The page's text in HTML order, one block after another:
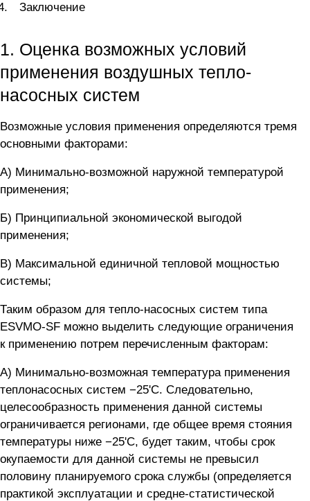
Заключение
1. Оценка возможных условий
применения воздушных тепло-
насосных систем
Возможные условия применения определяются тремя
основными факторами:
А) Минимально-возможной наружной температурой
применения;
Б) Принципиальной экономической выгодой
применения;
В) Максимальной единичной тепловой мощностью
системы;
Таким образом для тепло-насосных систем типа
ESVMO-SF можно выделить следующие ограничения
к применению потрем перечисленным факторам:
А) Минимально-возможная температура применения
теплонасосных систем −25'С. Следовательно,
целесообразность применения данной системы
ограничивается регионами, где общее время стояния
температуры ниже −25'С, будет таким, чтобы срок
окупаемости для данной системы не превысил
половину планируемого срока службы (определяется
практикой эксплуатации и средне-статистической